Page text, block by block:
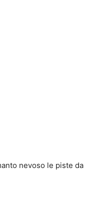
nevoso le piste da